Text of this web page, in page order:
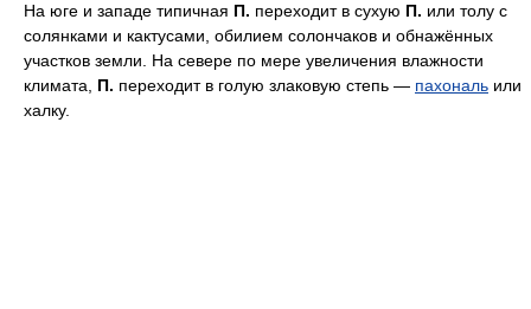
На юге и западе типичная П. переходит в сухую П. или толу с
солянками и кактусами, обилием солончаков и обнажённых
участков земли. На севере по мере увеличения влажности
климата, П. переходит в голую злаковую степь — пахональ или
халку.